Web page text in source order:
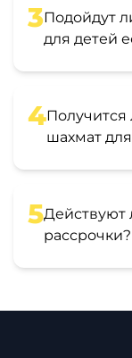
3Подойдут
для детей
4
шахмат
5Действуют
рассрочки?